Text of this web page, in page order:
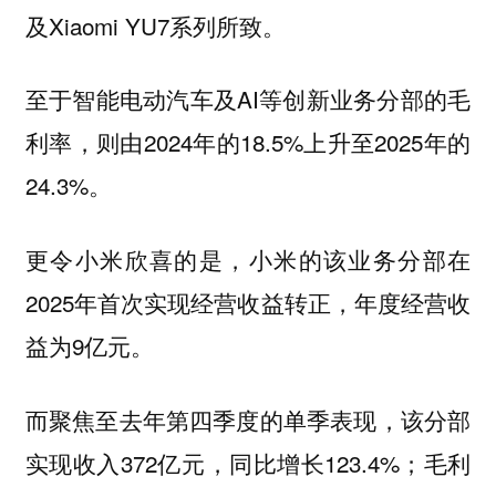
及Xiaomi YU7系列所致。
至于智能电动汽车及AI等创新业务分部的毛
利率，则由2024年的18.5%上升至2025年的
24.3%。
更令小米欣喜的是，小米的该业务分部在
2025年首次实现经营收益转正，年度经营收
益为9亿元。
而聚焦至去年第四季度的单季表现，该分部
实现收入372亿元，同比增长123.4%；毛利